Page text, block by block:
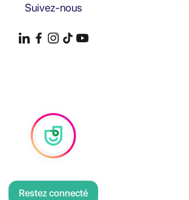
Suivez-nous
Restez connecté